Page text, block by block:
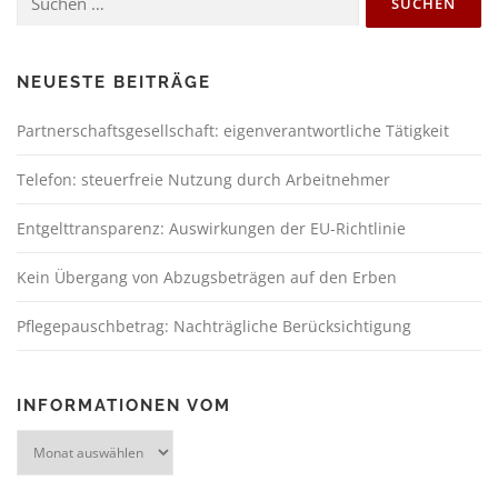
NEUESTE BEITRÄGE
Partnerschaftsgesellschaft: eigenverantwortliche Tätigkeit
Telefon: steuerfreie Nutzung durch Arbeitnehmer
Entgelttransparenz: Auswirkungen der EU-Richtlinie
Kein Übergang von Abzugsbeträgen auf den Erben
Pflegepauschbetrag: Nachträgliche Berücksichtigung
INFORMATIONEN VOM